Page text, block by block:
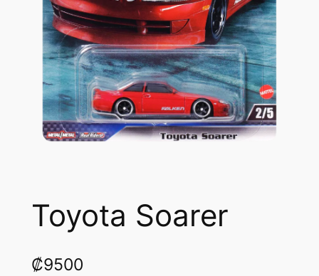
Toyota Soarer
₡9500